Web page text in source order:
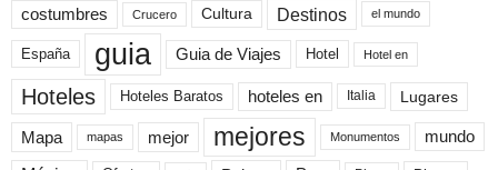
costumbres Crucero Cultura Destinos el mundo
España guia Guia de Viajes Hotel Hotel en
Hoteles Hoteles Baratos hoteles en Italia Lugares
Mapa mapas mejor mejores Monumentos mundo